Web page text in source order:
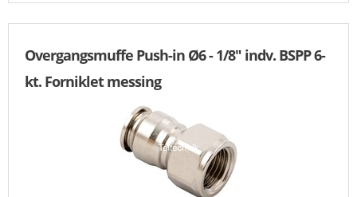
Overgangsmuffe Push-in Ø6 - 1/8" indv. BSPP 6-
kt. Forniklet messing